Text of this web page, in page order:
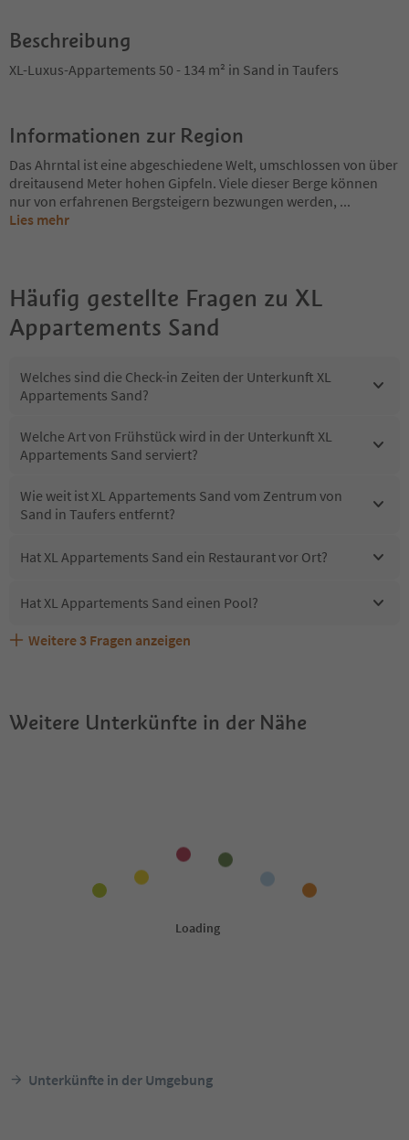
Beschreibung
XL-Luxus-Appartements 50 - 134 m² in Sand in Taufers
Informationen zur Region
Das Ahrntal ist eine abgeschiedene Welt, umschlossen von über
dreitausend Meter hohen Gipfeln. Viele dieser Berge können
nur von erfahrenen Bergsteigern bezwungen werden, ...
Lies mehr
Häufig gestellte Fragen zu XL
Appartements Sand
Welches sind die Check-in Zeiten der Unterkunft XL
Appartements Sand?
Welche Art von Frühstück wird in der Unterkunft XL
Appartements Sand serviert?
Wie weit ist XL Appartements Sand vom Zentrum von
Sand in Taufers entfernt?
Hat XL Appartements Sand ein Restaurant vor Ort?
Hat XL Appartements Sand einen Pool?
Sind Haustiere in der Unterkunft XL Appartements Sand
Welche Services bietet XL Appartements Sand?
Erhalten die Gäste von XL Appartements Sand einen
Weitere 3 Fragen anzeigen
Weitere Unterkünfte in der Nähe
Unterkünfte in der Umgebung